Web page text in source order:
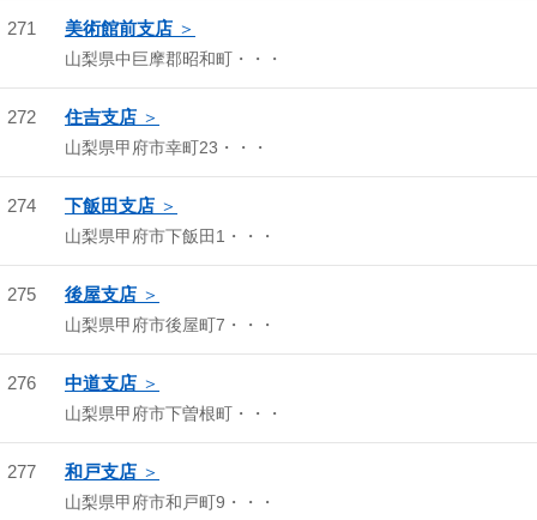
271 美術館前支店
山梨県中巨摩郡昭和町・・・
272 住吉支店
山梨県甲府市幸町23・・・
274 下飯田支店
山梨県甲府市下飯田1・・・
275 後屋支店
山梨県甲府市後屋町7・・・
276 中道支店
山梨県甲府市下曽根町・・・
277 和戸支店
山梨県甲府市和戸町9・・・